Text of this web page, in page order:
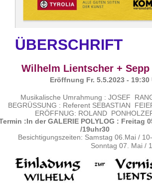
ÜBERSCHRIFT
Wilhelm Lientscher + Sepp
Eröffnung Fr. 5.5.2023 - 19:30
Musikalische Umrahmung : JOSEF
BEGRÜSSUNG : Referent SEBASTIAN
ERÖFFNUG: ROLAND
:In der GALERIE POLYLOG : Freitag
/19uhr30
Besichtigungszeiten: Samstag 06.Mai /
Sonntag 07. Mai / 10-